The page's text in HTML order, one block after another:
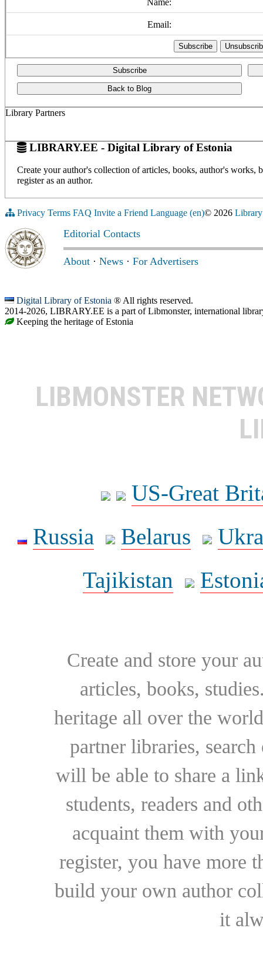
Name:
Email:
Subscribe
Back to Blog
Library Partners
LIBRARY.EE - Digital Library of Estonia
Create your author's collection of articles, books, author's
register as an author.
Privacy Terms FAQ Invite a Friend Language (en)© 2026
Editorial Contacts
About · News · For Advertisers
Digital Library of Estonia ® All rights reserved.
2014-2026, LIBRARY.EE is a part of Libmonster, international
Keeping the heritage of Estonia
LIBMONSTER
US-Great
Russia
Belarus
Tajikistan
Create and store your
articles, books,
heritage all over the
partner libraries,
will be able to share a
students, readers and
acquaint them with
register, you have more
build your own author
it